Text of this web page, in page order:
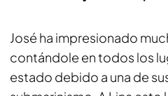
José ha impresionado
contándole en todos los
estado debido a una de